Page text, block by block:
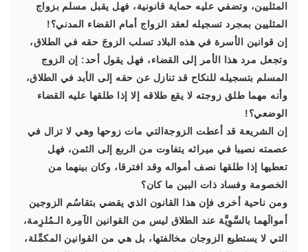
المثليين، وتضفي عليه حماية قانونية، فهل يقبل مسلم بزواج
المثليين بمجرد تسجيله لعقد الزواج أمام القضاء المدني؟!
إن قوانين الأسرة في هذه البلاد تسلب الزوجَ حقه في الطلاق،
وتجعل مرد هذا الأمر إلى القضاء، فهل يقول أحد: إن الزوج
المسلم بتسجيله للنكاح قد تنازل عن حقه إلى الأبد في الطلاق،
وأنه مهما طلق زوجته لا يقع طلاقه إلا إذا طلقها عليه القضاء
الوضعي؟!
إن الشريعة قد أعطت الزوجةالتي مات زوحها وهي لا تزال في
عصمته نصيبا في ميراثه يتفاوت من الربع إلى الثمن، فهل
تعطيها إذا طلقها نصف أمواله وقد افترقا، وكان بينهما من
الخصومة وفساد ذات البين ما كان؟
ومن ناحية أخرى فإن هذا القانون الذي يقضي بتقاسُم الزوجين
أموالَهما بالسَّوِيَّة عند الطلاق ليس من القوانين الآمِرة الـمُلزِمة،
التي لا يستطيع الزوجان مخالفتها، بل هي من القوانين المكمِّلة،